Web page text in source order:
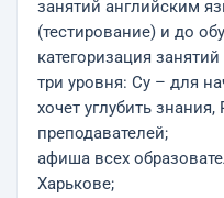
занятий английским
(тестирование) и до
категоризация
три уровня: Су – для
хочет углубить
преподавателей;
афиша всех
Харькове;